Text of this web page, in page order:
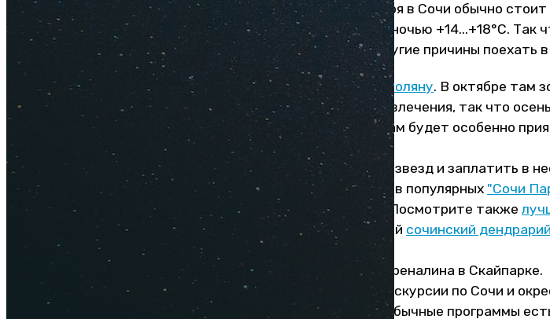
В первой половине октября в Сочи обычно
днем +20...+23°С, воздух ночью +14...+18°С.
отдыха! Однако есть и другие причины поехать
Посетить Красную Поляну. В октябре там
отели, канатки и развлечения, так что
чем зимой. Думаю, вам будет особенно
бассейном
Пожить в отелях 3-5 звезд и заплатить в
сентябре. Например, в популярных "Сочи
замок Богатырь" 4*
. Посмотрите также
Сходить в прекрасный сочинский дендрарий
Абхазию
Получить порцию адреналина в Скайпарке.
Взять интересные экскурсии по Сочи и
увлекательные и необычные программы